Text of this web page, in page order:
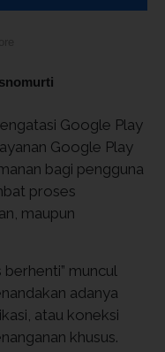
Google Play
Google Play
bagi pengguna
proses
maupun
muncul
adanya
atau koneksi
khusus.